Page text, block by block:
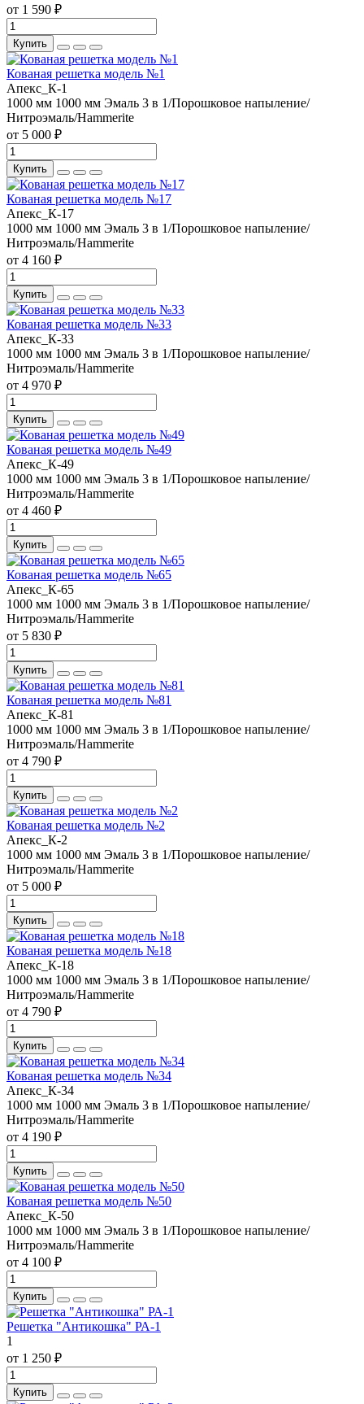
от 1 590 ₽
Купить
Кованая решетка модель №1
Апекс_К-1
1000 мм 1000 мм Эмаль 3 в 1/Порошковое напыление/
Нитроэмаль/Hammerite
от 5 000 ₽
Купить
Кованая решетка модель №17
Апекс_К-17
1000 мм 1000 мм Эмаль 3 в 1/Порошковое напыление/
Нитроэмаль/Hammerite
от 4 160 ₽
Купить
Кованая решетка модель №33
Апекс_К-33
1000 мм 1000 мм Эмаль 3 в 1/Порошковое напыление/
Нитроэмаль/Hammerite
от 4 970 ₽
Купить
Кованая решетка модель №49
Апекс_К-49
1000 мм 1000 мм Эмаль 3 в 1/Порошковое напыление/
Нитроэмаль/Hammerite
от 4 460 ₽
Купить
Кованая решетка модель №65
Апекс_К-65
1000 мм 1000 мм Эмаль 3 в 1/Порошковое напыление/
Нитроэмаль/Hammerite
от 5 830 ₽
Купить
Кованая решетка модель №81
Апекс_К-81
1000 мм 1000 мм Эмаль 3 в 1/Порошковое напыление/
Нитроэмаль/Hammerite
от 4 790 ₽
Купить
Кованая решетка модель №2
Апекс_К-2
1000 мм 1000 мм Эмаль 3 в 1/Порошковое напыление/
Нитроэмаль/Hammerite
от 5 000 ₽
Купить
Кованая решетка модель №18
Апекс_К-18
1000 мм 1000 мм Эмаль 3 в 1/Порошковое напыление/
Нитроэмаль/Hammerite
от 4 790 ₽
Купить
Кованая решетка модель №34
Апекс_К-34
1000 мм 1000 мм Эмаль 3 в 1/Порошковое напыление/
Нитроэмаль/Hammerite
от 4 190 ₽
Купить
Кованая решетка модель №50
Апекс_К-50
1000 мм 1000 мм Эмаль 3 в 1/Порошковое напыление/
Нитроэмаль/Hammerite
от 4 100 ₽
Купить
Решетка "Антикошка" РА-1
1
от 1 250 ₽
Купить